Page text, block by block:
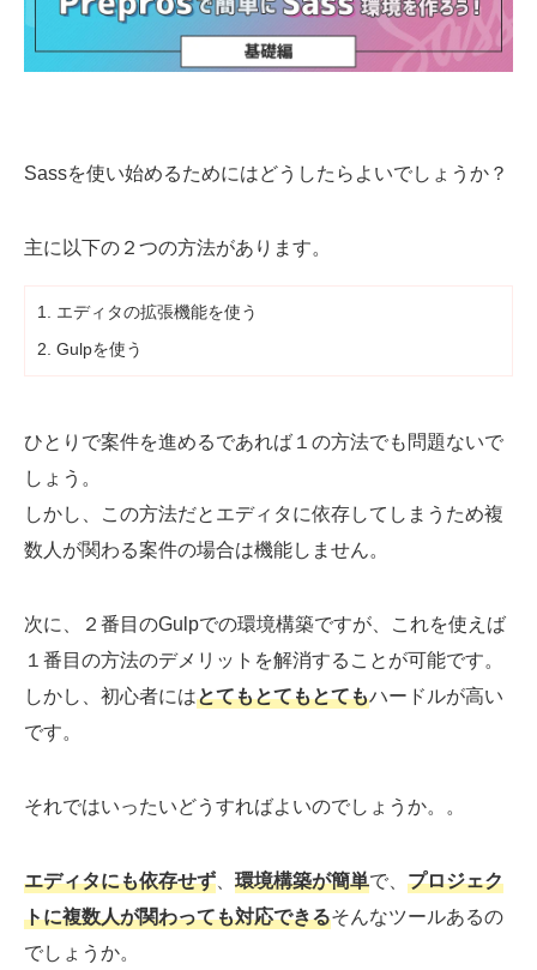
LINE登録
よくあるご質問 プライバシーポリシー
Sassを使い始めるためにはどうしたらよいでしょうか？
主に以下の２つの方法があります。
エディタの拡張機能を使う
Gulpを使う
ひとりで案件を進めるであれば１の方法でも問題ないで
しょう。
しかし、この方法だとエディタに依存してしまうため複
数人が関わる案件の場合は機能しません。
次に、２番目のGulpでの環境構築ですが、これを使えば
１番目の方法のデメリットを解消することが可能です。
しかし、初心者にはとてもとてもとてもハードルが高い
です。
それではいったいどうすればよいのでしょうか。。
エディタにも依存せず 環境構築が簡単で、 プロジェク
トに複数人が関わっても対応できるそんなツールあるの
でしょうか。